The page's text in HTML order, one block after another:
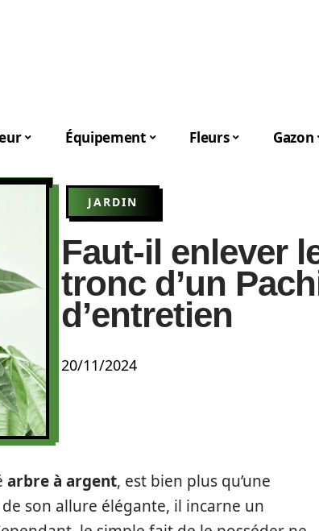
Équipement Fleurs Gazon
JARDIN
Faut-il enlever
tronc d’un
d’entretien
20/11/2024
arbre à argent, est bien plus qu’une
son allure élégante, il incarne un